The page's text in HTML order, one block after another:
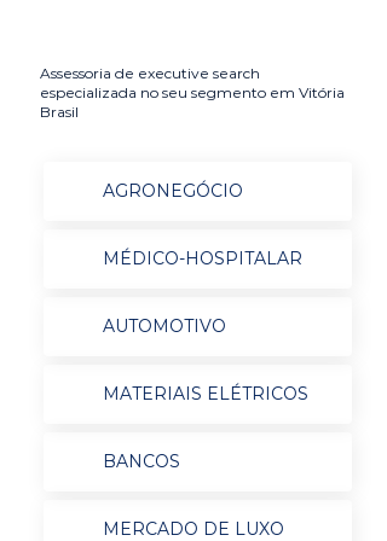
Assessoria de executive search
especializada no seu segmento em Vitória
Brasil
AGRONEGÓCIO
MÉDICO-HOSPITALAR
AUTOMOTIVO
MATERIAIS ELÉTRICOS
BANCOS
MERCADO DE LUXO